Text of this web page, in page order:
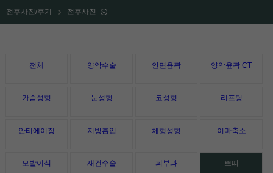
전후사진/후기 전후사진
전체 양악수술 안면윤곽 양악윤곽 CT
가슴성형 눈성형 코성형 리프팅
안티에이징 지방흡입 체형성형 이마축소
모발이식 재건수술 피부과 쁘띠